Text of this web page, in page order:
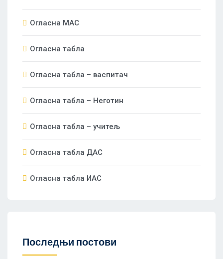
Огласна МАС
Огласна табла
Огласна табла – васпитач
Огласна табла – Неготин
Огласна табла – учитељ
Огласна табла ДАС
Огласна табла ИАС
Последњи постови